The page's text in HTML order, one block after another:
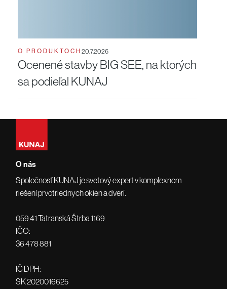
O PRODUKTOCH20.7.2026
Ocenené stavby BIG SEE, na ktorých
sa podieľal KUNAJ
O nás
Spoločnosť KUNAJ je svetový expert v komplexnom
riešení prvotriednych okien a dverí.
059 41 Tatranská Štrba 1169
IČO:
36 478 881
IČ DPH:
SK 2020016625